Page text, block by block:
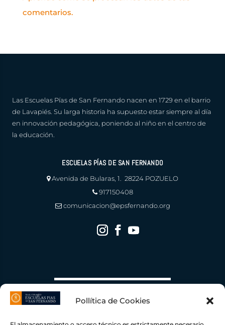
Pollítica de Cookies
comentarios.
Las Escuelas Pías de San Fernando nacen en 1729 en el barrio
de Lavapiés. Su larga historia ha supuesto estar siempre al día
en innovación pedagógica, poniendo al niño en el centro de
la educación.
ESCUELAS PÍAS DE SAN FERNANDO
Avenida de Bularas, 1. 28224 POZUELO
917150408
comunicacion@epsfernando.org